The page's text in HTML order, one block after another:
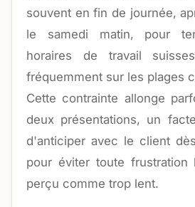
souvent en fin de journée,
le samedi matin, pour
horaires de travail
fréquemment sur les plages
Cette contrainte allonge
deux présentations, un
d'anticiper avec le client
pour éviter toute
perçu comme trop lent.